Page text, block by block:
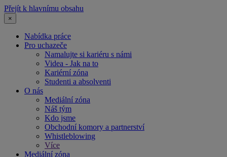
Přejít k hlavnímu obsahu
×
Nabídka práce
Pro uchazeče
Namalujte si kariéru s námi
Videa - Jak na to
Kariérní zóna
Studenti a absolventi
O nás
Mediální zóna
Náš tým
Kdo jsme
Obchodní komory a partnerství
Whistleblowing
Více
Mediální zóna